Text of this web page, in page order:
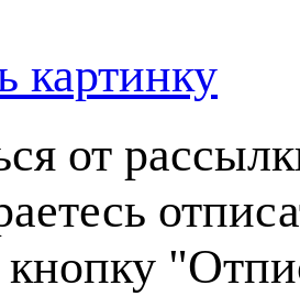
картинку
от